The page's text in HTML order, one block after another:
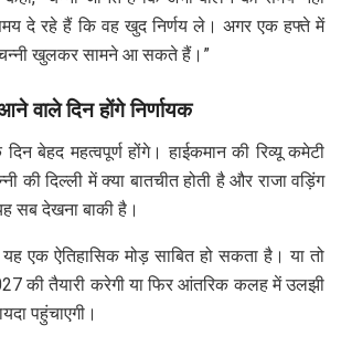
दे रहे हैं कि वह खुद निर्णय ले। अगर एक हफ्ते में
खुलकर सामने आ सकते हैं।”
वाले दिन होंगे निर्णायक
बेहद महत्वपूर्ण होंगे। हाईकमान की रिव्यू कमेटी
की दिल्ली में क्या बातचीत होती है और राजा वड़िंग
सब देखना बाकी है।
एक ऐतिहासिक मोड़ साबित हो सकता है। या तो
की तैयारी करेगी या फिर आंतरिक कलह में उलझी
पहुंचाएगी।